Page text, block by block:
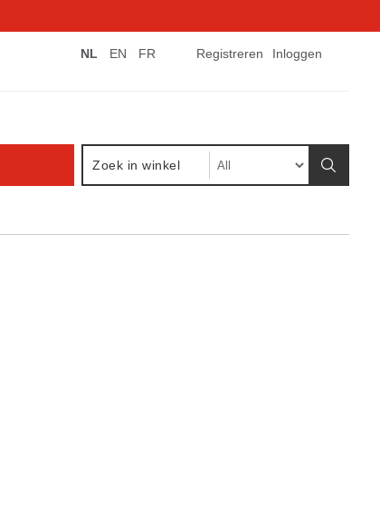
Registreren Inloggen
NL EN FR